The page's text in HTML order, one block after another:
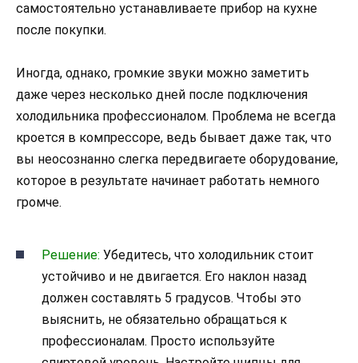
самостоятельно устанавливаете прибор на кухне
после покупки.
Иногда, однако, громкие звуки можно заметить
даже через несколько дней после подключения
холодильника профессионалом. Проблема не всегда
кроется в компрессоре, ведь бывает даже так, что
вы неосознанно слегка передвигаете оборудование,
которое в результате начинает работать немного
громче.
Решение: Убедитесь, что холодильник стоит
устойчиво и не двигается. Его наклон назад
должен составлять 5 градусов. Чтобы это
выяснить, не обязательно обращаться к
профессионалам. Просто используйте